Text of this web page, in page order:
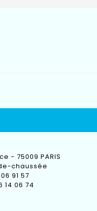
- 75009 PARIS
chaussée
91 57
14 06 74